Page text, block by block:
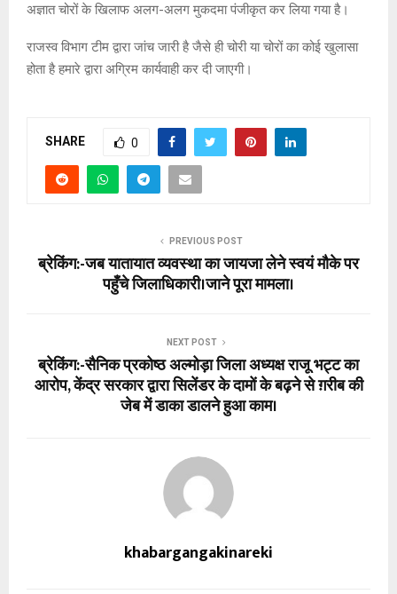
अज्ञात चोरों के खिलाफ अलग-अलग मुकदमा पंजीकृत कर लिया गया है।
राजस्व विभाग टीम द्वारा जांच जारी है जैसे ही चोरी या चोरों का कोई खुलासा
होता है हमारे द्वारा अग्रिम कार्यवाही कर दी जाएगी।
SHARE 0
PREVIOUS POST
ब्रेकिंग:-जब यातायात व्यवस्था का जायजा लेने स्वयं मौके पर
पहुँचे जिलाधिकारी।जाने पूरा मामला।
NEXT POST
ब्रेकिंग:-सैनिक प्रकोष्ठ अल्मोड़ा जिला अध्यक्ष राजू भट्ट का
आरोप, केंद्र सरकार द्वारा सिलेंडर के दामों के बढ़ने से ग़रीब की
जेब में डाका डालने हुआ काम।
khabargangakinareki